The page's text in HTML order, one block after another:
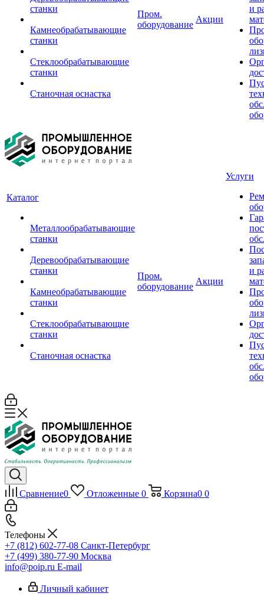
станки
Камнеобрабатывающие
станки
Стеклообрабатывающие
станки
Станочная оснастка
Пром.
оборудование
Акции
и
Каталог
Металлообрабатывающие
станки
Деревообрабатывающие
станки
Камнеобрабатывающие
станки
Стеклообрабатывающие
станки
Станочная оснастка
Пром.
оборудование
Акции
Услуги
и
Сравнение0 Отложенные 0 Корзина0 0
Телефоны
+7 (812) 602-77-08 Санкт-Петербург
+7 (499) 380-77-90 Москва
info@poip.ru E-mail
Личный кабинет